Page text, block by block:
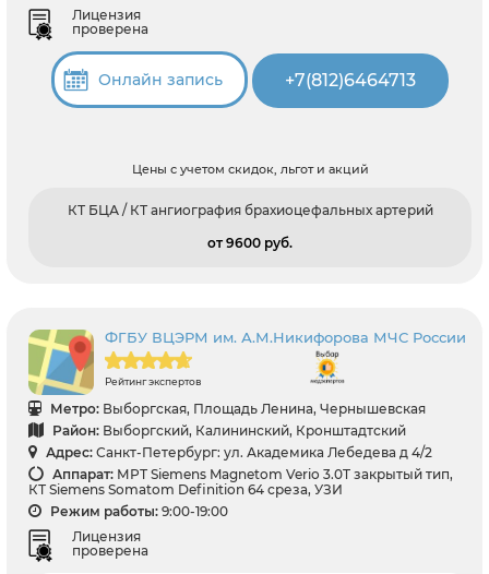
Лицензия
проверена
Онлайн запись +7(812)6464713
Цены с учетом скидок, льгот и акций
КТ БЦА / КТ ангиография брахиоцефальных артерий
от 9600 pуб.
ФГБУ ВЦЭРМ им. А.М.Никифорова МЧС России
Рейтинг экспертов
Метро: Выборгская, Площадь Ленина, Чернышевская
Район: Выборгский, Калининский, Кронштадтский
Адрес: Санкт-Петербург: ул. Академика Лебедева д 4/2
Аппарат: МРТ Siemens Magnetom Verio 3.0T закрытый тип,
КТ Siemens Somatom Definition 64 среза, УЗИ
Режим работы: 9:00-19:00
Лицензия
проверена